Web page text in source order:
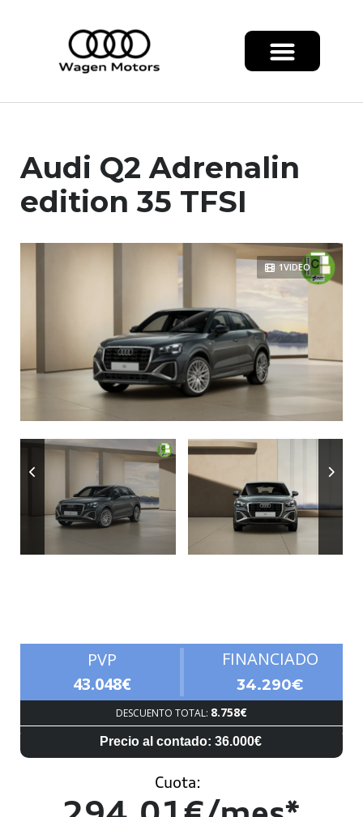
Audi Q2 Adrenalin
edition 35 TFSI
1VIDEO
PVP
43.048€
FINANCIADO
34.290€
DESCUENTO TOTAL: 8.758€
Precio al contado: 36.000€
Cuota: